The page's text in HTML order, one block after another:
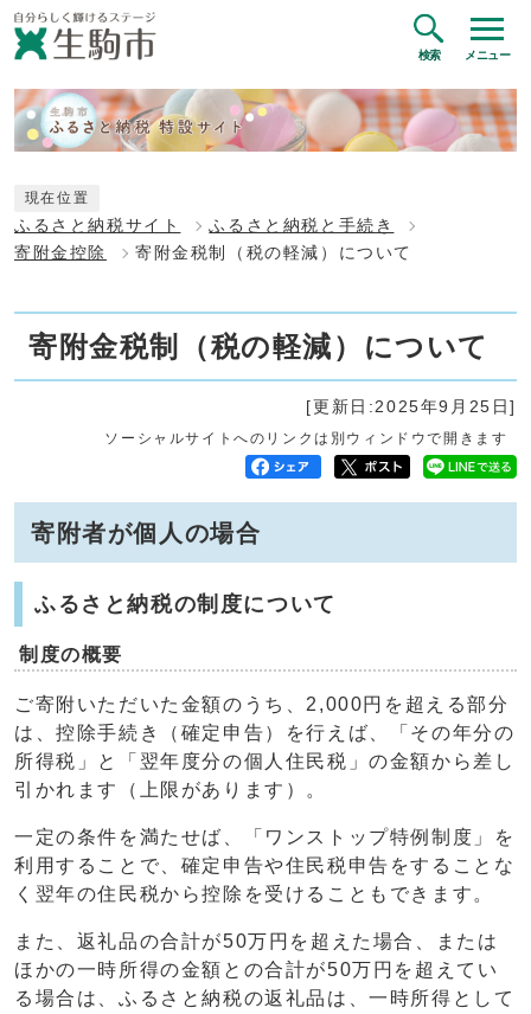
検索 メニュー
現在位置
ふるさと納税サイト
ふるさと納税と手続き
寄附金控除
寄附金税制（税の軽減）について
寄附金税制（税の軽減）について
[更新日:2025年9月25日]
ソーシャルサイトへのリンクは別ウィンドウで開きます
寄附者が個人の場合
ふるさと納税の制度について
制度の概要
ご寄附いただいた金額のうち、2,000円を超える部分
は、控除手続き（確定申告）を行えば、「その年分の
所得税」と「翌年度分の個人住民税」の金額から差し
引かれます（上限があります）。
一定の条件を満たせば、「ワンストップ特例制度」を
利用することで、確定申告や住民税申告をすることな
く翌年の住民税から控除を受けることもできます。
また、返礼品の合計が50万円を超えた場合、または
ほかの一時所得の金額との合計が50万円を超えてい
る場合は、ふるさと納税の返礼品は、一時所得として